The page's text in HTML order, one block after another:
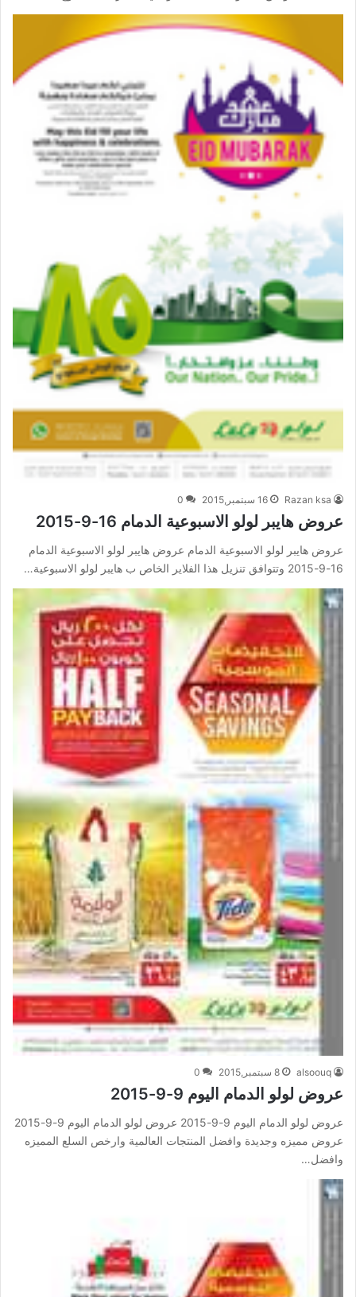
Razan ksa 16 سبتمبر,2015 0
عروض هايبر لولو الاسبوعية الدمام 16-9-2015
عروض هايبر لولو الاسبوعية الدمام عروض هايبر لولو الاسبوعية الدمام
16-9-2015 وتتوافق تنزيل هذا الفلاير الخاص ب هايبر لولو الاسبوعية…
alsoouq 8 سبتمبر,2015 0
عروض لولو الدمام اليوم 9-9-2015
عروض لولو الدمام اليوم 9-9-2015 عروض لولو الدمام اليوم 9-9-2015
عروض مميزه وجديدة وافضل المنتجات العالمية وارخص السلع المميزه
وافضل…